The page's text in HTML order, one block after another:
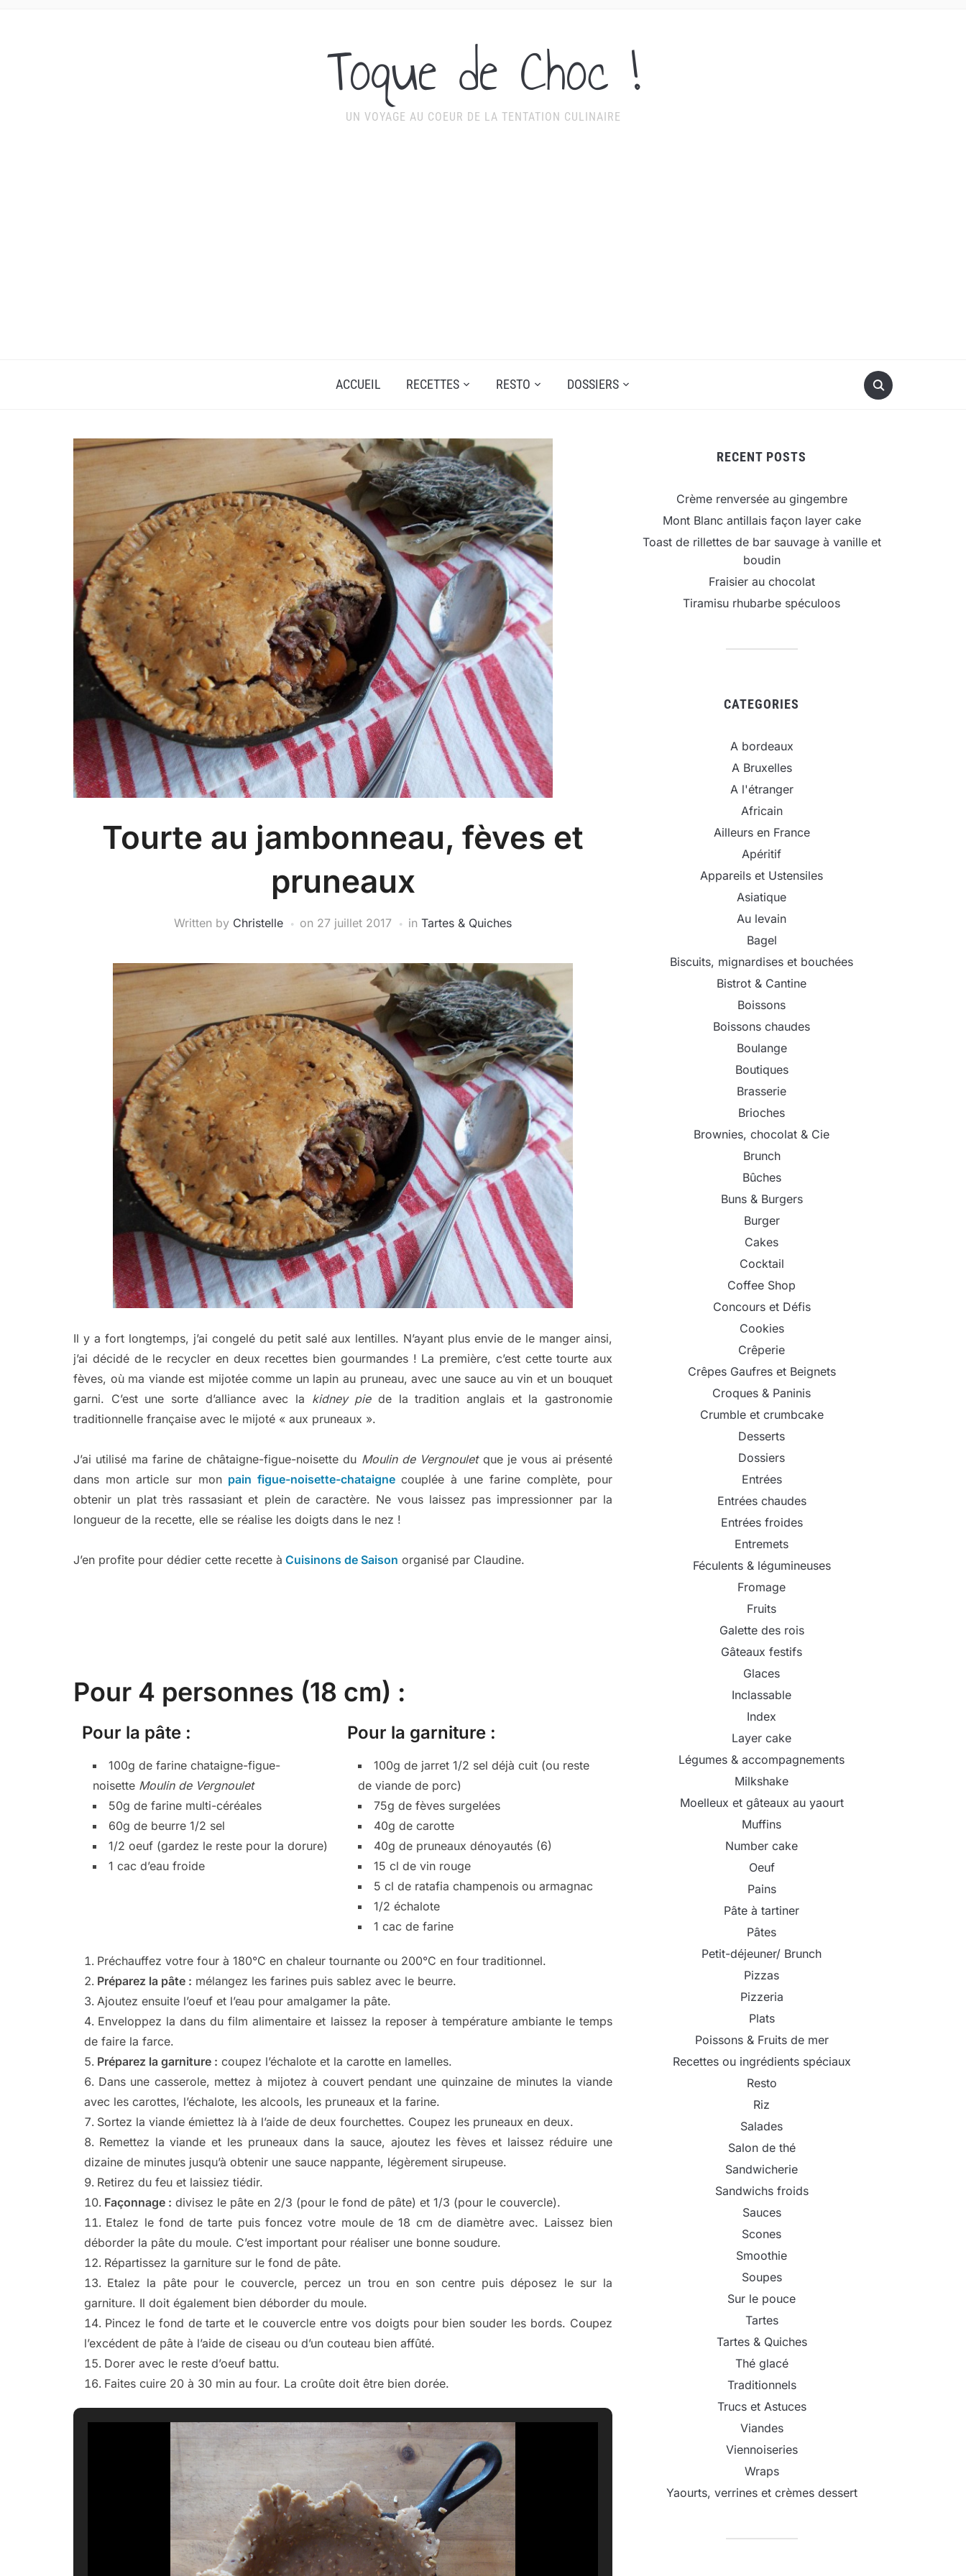
Toque de Choc !
UN VOYAGE AU COEUR DE LA TENTATION CULINAIRE
ACCUEIL RECETTES RESTO DOSSIERS
Tourte au jambonneau, fèves et
pruneaux
Written by Christelle on 27 juillet 2017 in Tartes & Quiches
Il y a fort longtemps, j’ai congelé du petit salé aux lentilles. N’ayant plus envie de le manger ainsi,
j’ai décidé de le recycler en deux recettes bien gourmandes ! La première, c’est cette tourte aux
fèves, où ma viande est mijotée comme un lapin au pruneau, avec une sauce au vin et un bouquet
garni. C’est une sorte d’alliance avec la kidney piede la tradition anglais et la gastronomie
traditionnelle française avec le mijoté « aux pruneaux ».
J’ai utilisé ma farine de châtaigne-figue-noisette du Moulin de Vergnoulet que je vous ai présenté
dans mon article sur monpain figue-noisette-chataignecouplée à une farine complète, pour
obtenir un plat très rassasiant et plein de caractère. Ne vous laissez pas impressionner par la
longueur de la recette, elle se réalise les doigts dans le nez !
J’en profite pour dédier cette recette à Cuisinons de Saison organisé par Claudine.
Pour 4 personnes (18 cm) :
Pour la pâte :
100g de farine chataigne-figue-
noisette Moulin de Vergnoulet
50g de farine multi-céréales
60g de beurre 1/2 sel
1/2 oeuf (gardez le reste pour la dorure)
1 cac d’eau froide
Pour la garniture :
100g de jarret 1/2 sel déjà cuit (ou reste
de viande de porc)
75g de fèves surgelées
40g de carotte
40g de pruneaux dénoyautés (6)
15 cl de vin rouge
5 cl de ratafia champenois ou armagnac
1/2 échalote
1 cac de farine
Préchauffez votre four à 180°C en chaleur tournante ou 200°C en four traditionnel.
Préparez la pâte : mélangez les farines puis sablez avec le beurre.
Ajoutez ensuite l’oeuf et l’eau pour amalgamer la pâte.
Enveloppez la dans du film alimentaire et laissez la reposer à température ambiante le temps
de faire la farce.
Préparez la garniture : coupez l’échalote et la carotte en lamelles.
Dans une casserole, mettez à mijotez à couvert pendant une quinzaine de minutes la viande
avec les carottes, l’échalote, les alcools, les pruneaux et la farine.
Sortez la viande émiettez là à l’aide de deux fourchettes. Coupez les pruneaux en deux.
Remettez la viande et les pruneaux dans la sauce, ajoutez les fèves et laissez réduire une
dizaine de minutes jusqu’à obtenir une sauce nappante, légèrement sirupeuse.
Retirez du feu et laissiez tiédir.
Façonnage : divisez le pâte en 2/3 (pour le fond de pâte) et 1/3 (pour le couvercle).
Etalez le fond de tarte puis foncez votre moule de 18 cm de diamètre avec. Laissez bien
déborder la pâte du moule. C’est important pour réaliser une bonne soudure.
Répartissez la garniture sur le fond de pâte.
Etalez la pâte pour le couvercle, percez un trou en son centre puis déposez le sur la
garniture. Il doit également bien déborder du moule.
Pincez le fond de tarte et le couvercle entre vos doigts pour bien souder les bords. Coupez
l’excédent de pâte à l’aide de ciseau ou d’un couteau bien affûté.
Dorer avec le reste d’oeuf battu.
Faites cuire 20 à 30 min au four. La croûte doit être bien dorée.
RECENT POSTS
Crème renversée au gingembre
Mont Blanc antillais façon layer cake
Toast de rillettes de bar sauvage à vanille et
boudin
Fraisier au chocolat
Tiramisu rhubarbe spéculoos
CATEGORIES
A bordeaux
A Bruxelles
A l'étranger
Africain
Ailleurs en France
Apéritif
Appareils et Ustensiles
Asiatique
Au levain
Bagel
Biscuits, mignardises et bouchées
Bistrot & Cantine
Boissons
Boissons chaudes
Boulange
Boutiques
Brasserie
Brioches
Brownies, chocolat & Cie
Brunch
Bûches
Buns & Burgers
Burger
Cakes
Cocktail
Coffee Shop
Concours et Défis
Cookies
Crêperie
Crêpes Gaufres et Beignets
Croques & Paninis
Crumble et crumbcake
Desserts
Dossiers
Entrées
Entrées chaudes
Entrées froides
Entremets
Féculents & légumineuses
Fromage
Fruits
Galette des rois
Gâteaux festifs
Glaces
Inclassable
Index
Layer cake
Légumes & accompagnements
Milkshake
Moelleux et gâteaux au yaourt
Muffins
Number cake
Oeuf
Pains
Pâte à tartiner
Pâtes
Petit-déjeuner/ Brunch
Pizzas
Pizzeria
Plats
Poissons & Fruits de mer
Recettes ou ingrédients spéciaux
Resto
Riz
Salades
Salon de thé
Sandwicherie
Sandwichs froids
Sauces
Scones
Smoothie
Soupes
Sur le pouce
Tartes
Tartes & Quiches
Thé glacé
Traditionnels
Trucs et Astuces
Viandes
Viennoiseries
Wraps
Yaourts, verrines et crèmes dessert